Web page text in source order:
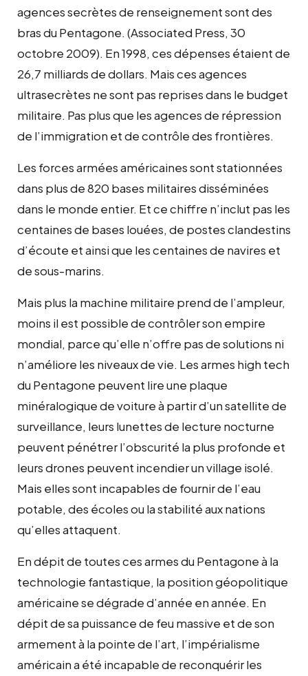
agences secrètes de renseignement sont des
bras du Pentagone. (Associated Press, 30
octobre 2009). En 1998, ces dépenses étaient de
26,7 milliards de dollars. Mais ces agences
ultrasecrètes ne sont pas reprises dans le budget
militaire. Pas plus que les agences de répression
de l’immigration et de contrôle des frontières.
Les forces armées américaines sont stationnées
dans plus de 820 bases militaires disséminées
dans le monde entier. Et ce chiffre n’inclut pas les
centaines de bases louées, de postes clandestins
d’écoute et ainsi que les centaines de navires et
de sous-marins.
Mais plus la machine militaire prend de l’ampleur,
moins il est possible de contrôler son empire
mondial, parce qu’elle n’offre pas de solutions ni
n’améliore les niveaux de vie. Les armes high tech
du Pentagone peuvent lire une plaque
minéralogique de voiture à partir d’un satellite de
surveillance, leurs lunettes de lecture nocturne
peuvent pénétrer l’obscurité la plus profonde et
leurs drones peuvent incendier un village isolé.
Mais elles sont incapables de fournir de l’eau
potable, des écoles ou la stabilité aux nations
qu’elles attaquent.
En dépit de toutes ces armes du Pentagone à la
technologie fantastique, la position géopolitique
américaine se dégrade d’année en année. En
dépit de sa puissance de feu massive et de son
armement à la pointe de l’art, l’impérialisme
américain a été incapable de reconquérir les